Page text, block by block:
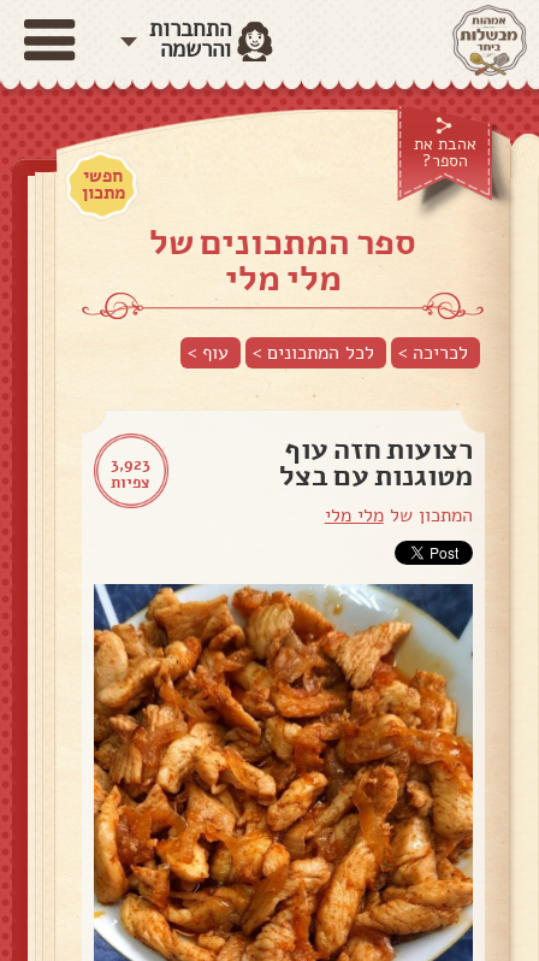
התחברות
והרשמה
אהבת את
הספר?
חפשי
מתכון
ספר המתכונים של
מלי מלי
לכריכה > לכל המתכונים > עוף >
3,923
צפיות
רצועות חזה עוף
מטוגנות עם בצל
המתכון שלמלי מלי